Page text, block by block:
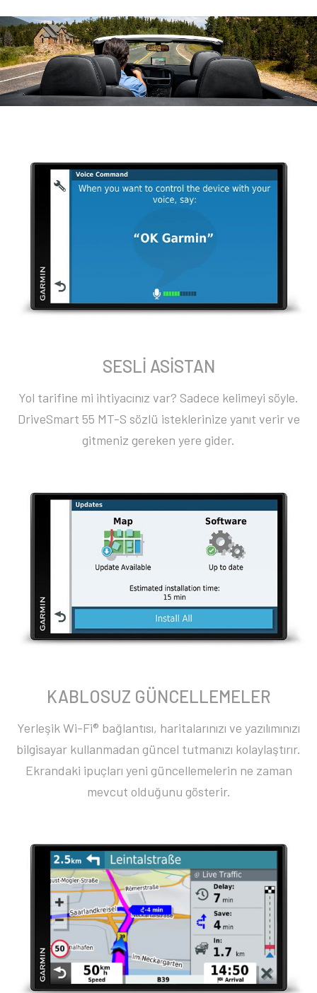
SESLİ ASİSTAN
Yol tarifine mi ihtiyacınız var? Sadece kelimeyi söyle.
DriveSmart 55 MT-S sözlü isteklerinize yanıt verir ve
gitmeniz gereken yere gider.
KABLOSUZ GÜNCELLEMELER
Yerleşik Wi-Fi® bağlantısı, haritalarınızı ve yazılımınızı
bilgisayar kullanmadan güncel tutmanızı kolaylaştırır.
Ekrandaki ipuçları yeni güncellemelerin ne zaman
mevcut olduğunu gösterir.